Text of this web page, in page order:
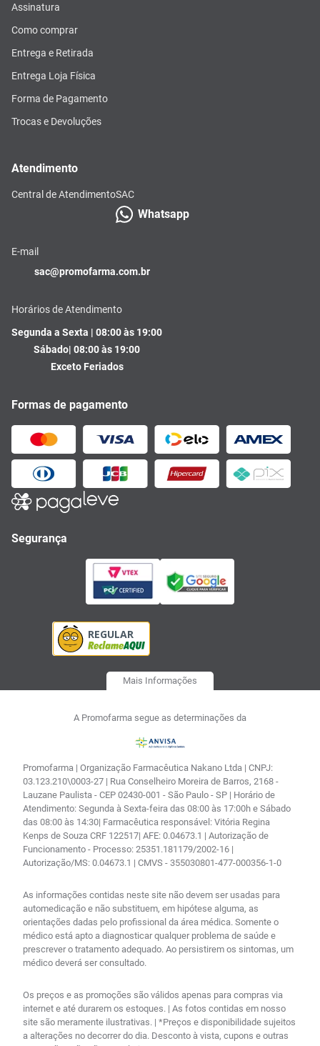
Assinatura
Como comprar
Entrega e Retirada
Entrega Loja Física
Forma de Pagamento
Trocas e Devoluções
Atendimento
Central de AtendimentoSAC
Whatsapp
E-mail
sac@promofarma.com.br
Horários de Atendimento
Segunda a Sexta | 08:00 às 19:00
Sábado| 08:00 às 19:00
Exceto Feriados
Formas de pagamento
Segurança
Mais Informações
A Promofarma segue as determinações da
Promofarma | Organização Farmacêutica Nakano Ltda | CNPJ:
03.123.210\0003-27 | Rua Conselheiro Moreira de Barros, 2168 -
Lauzane Paulista - CEP 02430-001 - São Paulo - SP | Horário de
Atendimento: Segunda à Sexta-feira das 08:00 às 17:00h e Sábado
das 08:00 às 14:30| Farmacêutica responsável: Vitória Regina
Kenps de Souza CRF 122517| AFE: 0.04673.1 | Autorização de
Funcionamento - Processo: 25351.181179/2002-16 |
Autorização/MS: 0.04673.1 | CMVS - 355030801-477-000356-1-0
As informações contidas neste site não devem ser usadas para
automedicação e não substituem, em hipótese alguma, as
orientações dadas pelo profissional da área médica. Somente o
médico está apto a diagnosticar qualquer problema de saúde e
prescrever o tratamento adequado. Ao persistirem os sintomas, um
médico deverá ser consultado.
Os preços e as promoções são válidos apenas para compras via
internet e até durarem os estoques. | As fotos contidas em nosso
site são meramente ilustrativas. | *Preços e disponibilidade sujeitos
a alterações no decorrer do dia. Desconto à vista, cupons e outras